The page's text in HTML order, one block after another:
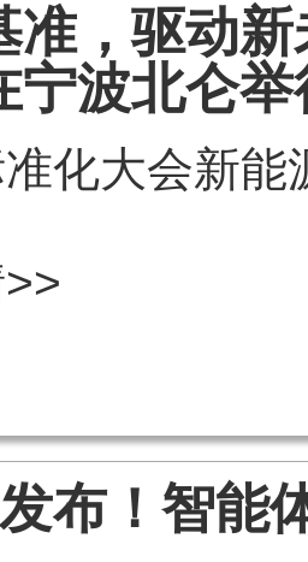
准，驱动
宁波北仑举
化大会新
布！智能